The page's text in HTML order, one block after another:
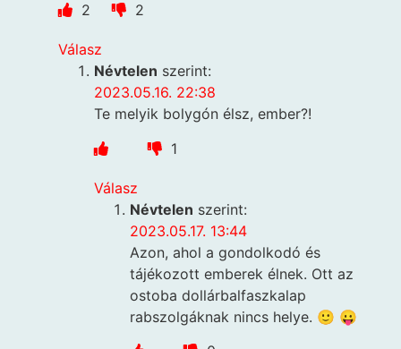
2
2
Válasz
Névtelen szerint:
2023.05.16. 22:38
Te melyik bolygón élsz, ember?!
1
Válasz
Névtelen szerint:
2023.05.17. 13:44
Azon, ahol a gondolkodó és
tájékozott emberek élnek. Ott az
ostoba dollárbalfaszkalap
rabszolgáknak nincs helye. 🙂 😛